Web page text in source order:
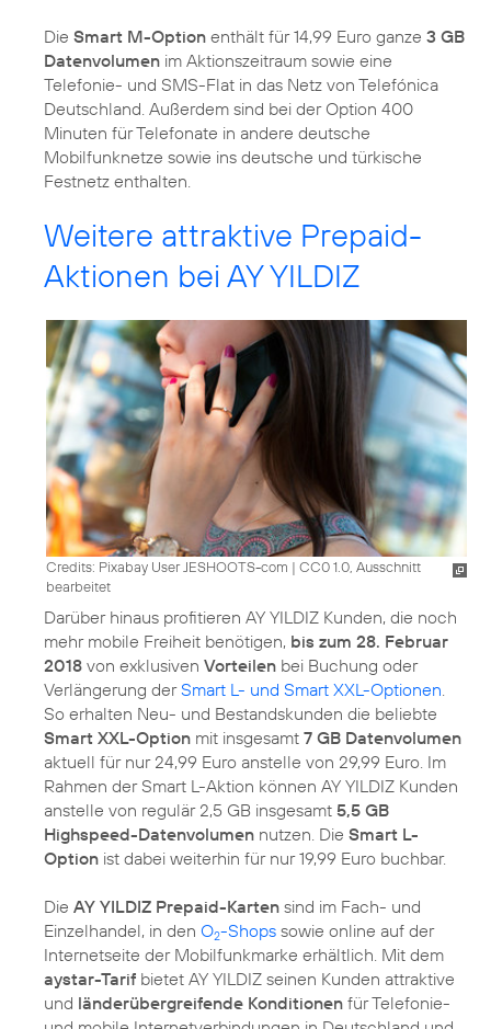
Die Smart M-Option enthält für 14,99 Euro ganze 3 GB
Datenvolumen im Aktionszeitraum sowie eine
Telefonie- und SMS-Flat in das Netz von Telefónica
Deutschland. Außerdem sind bei der Option 400
Minuten für Telefonate in andere deutsche
Mobilfunknetze sowie ins deutsche und türkische
Festnetz enthalten.
Weitere attraktive Prepaid-
Aktionen bei AY YILDIZ
Credits: Pixabay User JESHOOTS-com | CC0 1.0, Ausschnitt
bearbeitet
Darüber hinaus profitieren AY YILDIZ Kunden, die noch
mehr mobile Freiheit benötigen, bis zum 28. Februar
2018 von exklusiven Vorteilen bei Buchung oder
Verlängerung derSmart L- und Smart XXL-Optionen.
So erhalten Neu- und Bestandskunden die beliebte
Smart XXL-Option mit insgesamt 7 GB Datenvolumen
aktuell für nur 24,99 Euro anstelle von 29,99 Euro. Im
Rahmen der Smart L-Aktion können AY YILDIZ Kunden
anstelle von regulär 2,5 GB insgesamt 5,5 GB
Highspeed-Datenvolumen nutzen. Die Smart L-
Option ist dabei weiterhin für nur 19,99 Euro buchbar.
Die AY YILDIZ Prepaid-Karten sind im Fach- und
Einzelhandel, in den O2-Shops sowie online auf der
Internetseite der Mobilfunkmarke erhältlich. Mit dem
aystar-Tarif bietet AY YILDIZ seinen Kunden attraktive
und länderübergreifende Konditionen für Telefonie-